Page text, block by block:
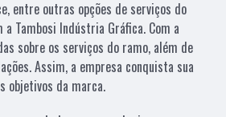
entre outras opções de serviços do
a Tambosi Indústria Gráfica. Com a
sobre os serviços do ramo, além de
Assim, a empresa conquista sua
objetivos da marca.